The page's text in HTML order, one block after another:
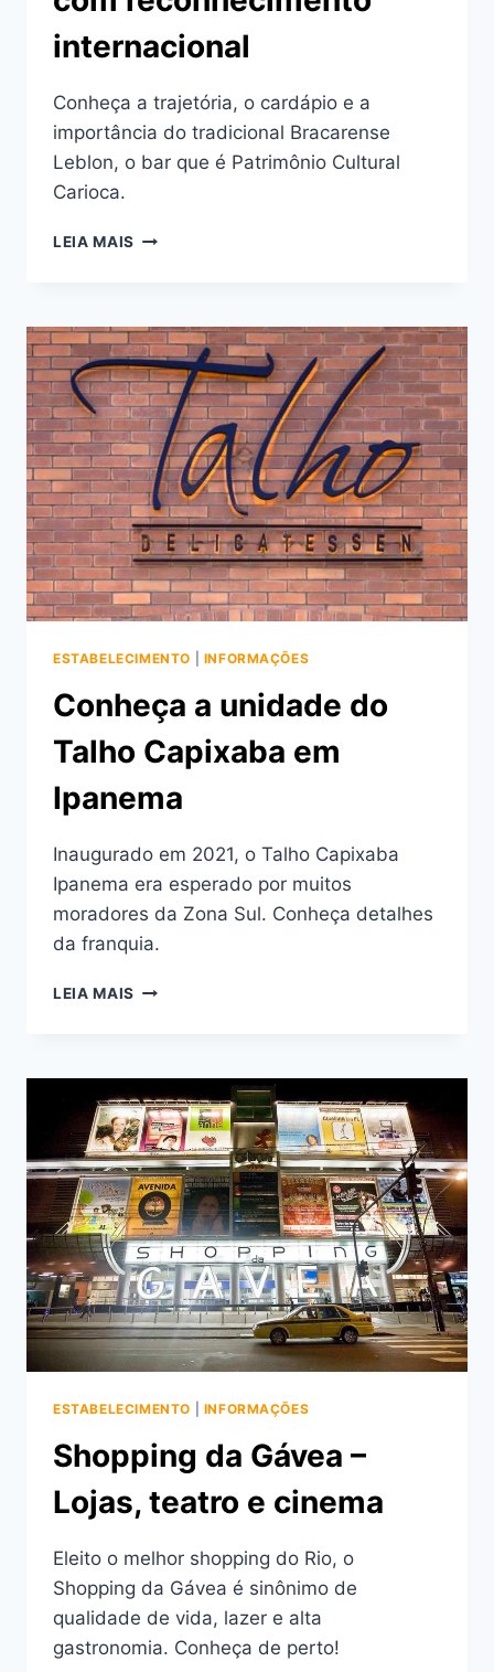
internacional
Conheça a trajetória, o cardápio e a
importância do tradicional Bracarense
Leblon, o bar que é Patrimônio Cultural
Carioca.
LEIA MAIS BRACARENSE
COM
RECONHECIMENTO
INTERNACIONAL
ESTABELECIMENTO INFORMAÇÕES
Conheça a unidade do
Talho Capixaba em
Ipanema
Inaugurado em 2021, o Talho Capixaba
Ipanema era esperado por muitos
moradores da Zona Sul. Conheça detalhes
da franquia.
LEIA MAIS CONHEÇA
TALHO
CAPIXABA
EM
IPANEMA
ESTABELECIMENTO INFORMAÇÕES
Shopping da Gávea –
Lojas, teatro e cinema
Eleito o melhor shopping do Rio, o
Shopping da Gávea é sinônimo de
qualidade de vida, lazer e alta
gastronomia. Conheça de perto!